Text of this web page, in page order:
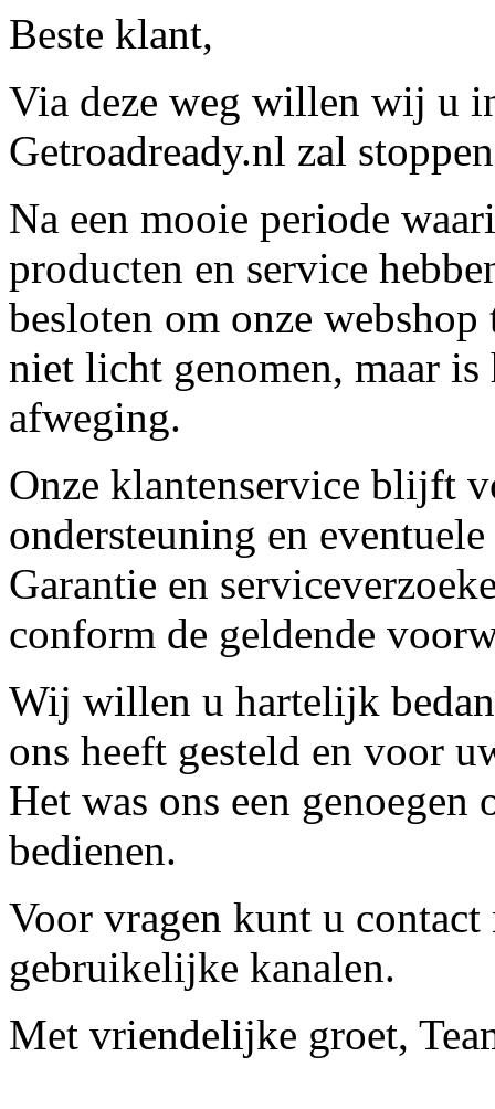
Beste klant,
Via deze weg willen wij u
Getroadready.nl zal
Na een mooie periode
producten en service
besloten om onze
niet licht genomen, maar
afweging.
Onze klantenservice blijft
ondersteuning en
Garantie en
conform de geldende
Wij willen u hartelijk
ons heeft gesteld en voor
Het was ons een
bedienen.
Voor vragen kunt u contact
gebruikelijke kanalen.
Met vriendelijke groet,